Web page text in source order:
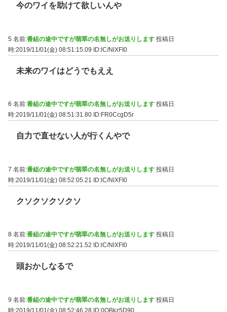
今のワイを助けて欲しいんや
5 名前:番組の途中ですが翡翠の名無しがお送りします 投稿日
時:2019/11/01(金) 08:51:15.09 ID:lC/NlXFI0
未来のワイはどうでもええ
6 名前:番組の途中ですが翡翠の名無しがお送りします 投稿日
時:2019/11/01(金) 08:51:31.80 ID:FR0CcgD5r
自力で直せない人が行くんやで
7 名前:番組の途中ですが翡翠の名無しがお送りします 投稿日
時:2019/11/01(金) 08:52:05.21 ID:lC/NlXFI0
クソクソクソクソ
8 名前:番組の途中ですが翡翠の名無しがお送りします 投稿日
時:2019/11/01(金) 08:52:21.52
ID:lC/NlXFI0
頭おかしなるで
9 名前:番組の途中ですが翡翠の名無しがお送りします 投稿日
時:2019/11/01(金) 08:52:46.28 ID:0QBkz5D90